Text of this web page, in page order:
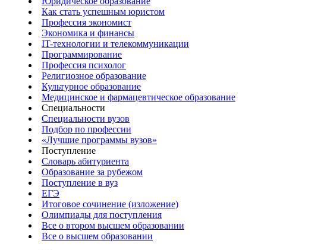
Как стать успешным юристом
Профессия экономист
Экономика и финансы
IT-технологии и телекоммуникации
Программирование
Профессия психолог
Религиозное образование
Культурное образование
Медицинское и фармацевтическое образование
Специальности
Специальности вузов
Подбор по профессии
«Лучшие программы вузов»
Поступление
Словарь абитуриента
Образование за рубежом
Поступление в вуз
ЕГЭ
Итоговое сочинение (изложение)
Олимпиады для поступления
Все о втором высшем образовании
Все о высшем образовании